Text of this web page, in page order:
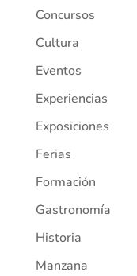
Concursos
Cultura
Eventos
Experiencias
Exposiciones
Ferias
Formación
Gastronomía
Historia
Manzana